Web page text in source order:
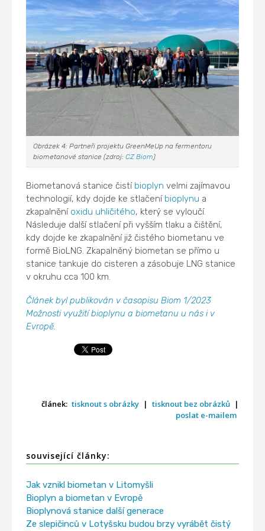
Obrázek 4: Partneři projektu GreenMeUp na fermentoru
biometanové stanice (zdroj:CZ Biom)
Biometanová stanice čistí bioplyn velmi zajímavou
technologií, kdy dojde ke stlačení bioplynu a
zkapalnění oxidu uhličitého, který se vyloučí.
Následuje další stlačení při vyšším tlaku a čištění,
kdy dojde ke zkapalnění již čistého biometanu ve
formě BioLNG. Zkapalněný biometan se přímo u
stanice tankuje do cisteren a zásobuje LNG stanice
v okruhu cca 100 km.
Článek byl publikován v časopisu Biom 1/2023
Možnosti využití bioplynu a biometanu u nás i v
Evropě.
článek: tisknout s obrázky | tisknout bez obrázků |
poslat e-mailem
související články:
Jak vznikl biometan v Litomyšli
Bioplyn a biometan v Evropě
Bioplynová stanice další generace
Ze slepičinců v Lotyšsku budou brzy vyrábět čistý